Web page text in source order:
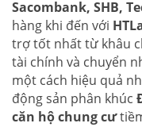
Sacombank, SHB,
hàng khi đến với
trợ tốt nhất từ khâu
tài chính và chuyển
một cách hiệu quả
động sản phân khúc
căn hộ chung cư